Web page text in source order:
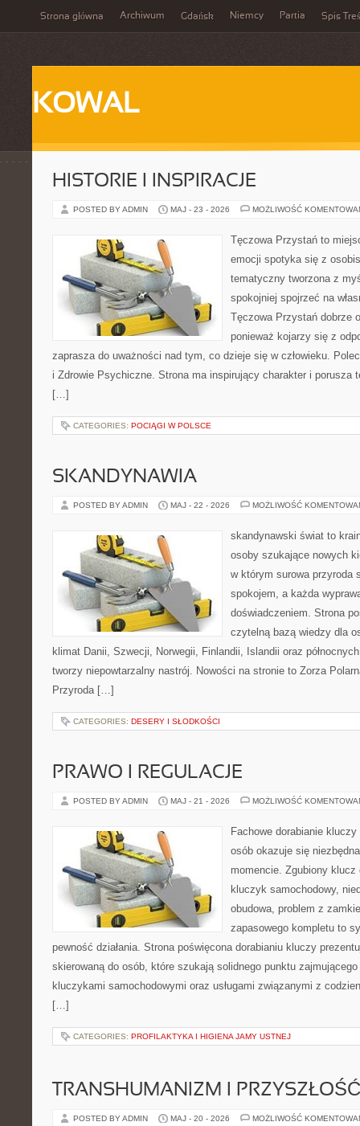
Strona główna Archiwum Gdańsk Niemcy Partia Spis
KOWAL
HISTORIE I INSPIRACJE
POSTED BY ADMIN MAJ - 23 - 2026 MOŻLIWOŚĆ
Tęczowa Przystań to
emocji spotyka się z
tematyczny tworzona z
spokojniej spojrzeć na
Tęczowa Przystań dobrze
ponieważ kojarzy się z
zaprasza do uważności nad tym, co dzieje się w człowieku.
i Zdrowie Psychiczne. Strona ma inspirujący charakter i porusza
[…]
CATEGORIES: POCIĄGI W POLSCE
SKANDYNAWIA
POSTED BY ADMIN MAJ - 22 - 2026 MOŻLIWOŚĆ
skandynawski świat to
osoby szukające nowych
w którym surowa przyroda
spokojem, a każda
doświadczeniem. Strona
czytelną bazą wiedzy dla
klimat Danii, Szwecji, Norwegii, Finlandii, Islandii oraz
tworzy niepowtarzalny nastrój. Nowości na stronie to Zorza
Przyroda […]
CATEGORIES: DESERY I SŁODKOŚCI
PRAWO I REGULACJE
POSTED BY ADMIN MAJ - 21 - 2026 MOŻLIWOŚĆ
Fachowe dorabianie
osób okazuje się
momencie. Zgubiony
kluczyk samochodowy,
obudowa, problem z
zapasowego kompletu to
pewność działania. Strona poświęcona dorabianiu kluczy
skierowaną do osób, które szukają solidnego punktu
kluczykami samochodowymi oraz usługami związanymi z
[…]
CATEGORIES: PROFILAKTYKA I HIGIENA JAMY USTNEJ
TRANSHUMANIZM I
POSTED BY ADMIN MAJ - 20 - 2026 MOŻLIWOŚĆ